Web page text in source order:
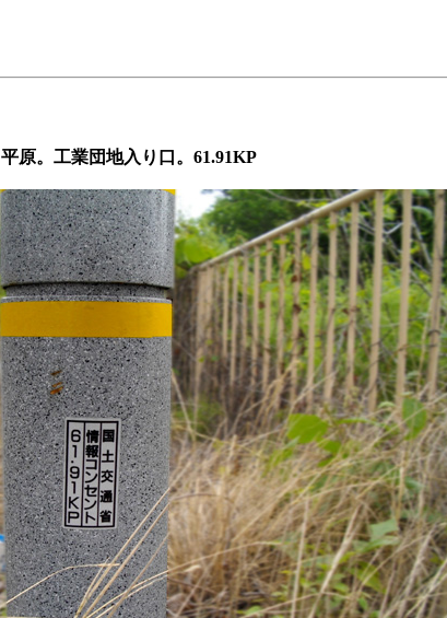
平原。工業団地入り口。61.91KP